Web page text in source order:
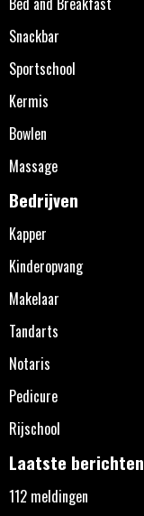
Snackbar
Sportschool
Kermis
Bowlen
Massage
Bedrijven
Kapper
Kinderopvang
Makelaar
Tandarts
Notaris
Pedicure
Rijschool
Laatste berichten
112 meldingen